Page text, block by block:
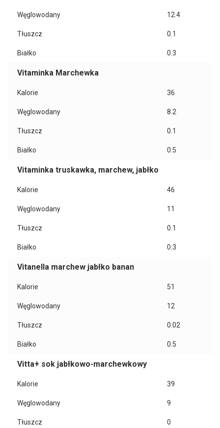
Węglowodany 12.4
Tłuszcz 0.1
Białko 0.3
Vitaminka Marchewka
Kalorie 36
Węglowodany 8.2
Tłuszcz 0.1
Białko 0.5
Vitaminka truskawka, marchew, jabłko
Kalorie 46
Węglowodany 11
Tłuszcz 0.1
Białko 0.3
Vitanella marchew jabłko banan
Kalorie 51
Węglowodany 12
Tłuszcz 0.02
Białko 0.5
Vitta+ sok jabłkowo-marchewkowy
Kalorie 39
Węglowodany 9
Tłuszcz 0